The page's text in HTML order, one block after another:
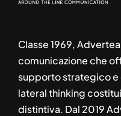
Classe 1969,
comunicazione che
supporto strategico
lateral thinking
distintiva. Dal 2019